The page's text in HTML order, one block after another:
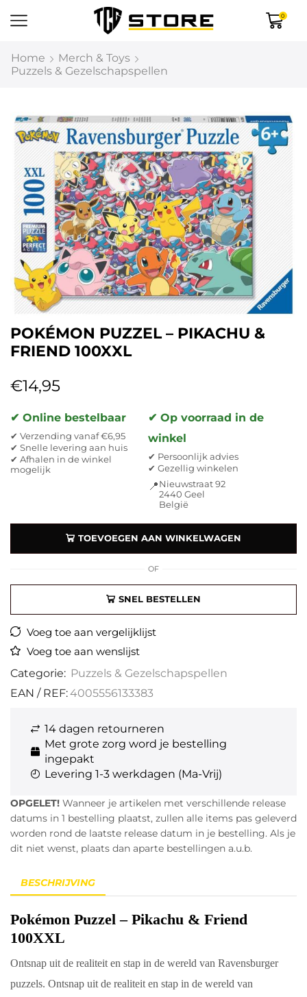
0
Home
Merch & Toys
Puzzels & Gezelschapspellen
POKÉMON PUZZEL – PIKACHU &
FRIEND 100XXL
€14,95
✔ Online bestelbaar
✔ Verzending vanaf €6,95
✔ Snelle levering aan huis
✔ Afhalen in de winkel
mogelijk
✔ Op voorraad in de
winkel
✔ Persoonlijk advies
✔ Gezellig winkelen
📍Nieuwstraat 92
2440 Geel
België
TOEVOEGEN AAN WINKELWAGEN
OF
SNEL BESTELLEN
Voeg toe aan vergelijklijst
Voeg toe aan wenslijst
Categorie: Puzzels & Gezelschapspellen
EAN / REF:4005556133383
14 dagen retourneren
Met grote zorg word je bestelling
ingepakt
Levering 1-3 werkdagen (Ma-Vrij)
OPGELET! Wanneer je artikelen met verschillende release
datums in 1 bestelling plaatst, zullen alle items pas geleverd
worden rond de laatste release datum in je bestelling. Als je
dit niet wenst, plaats dan aparte bestellingen a.u.b.
BESCHRIJVING
Pokémon Puzzel – Pikachu & Friend
100XXL
Ontsnap uit de realiteit en stap in de wereld van Ravensburger
puzzels. Ontsnap uit de realiteit en stap in de wereld van